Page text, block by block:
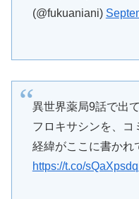
(@fukuaniani)
異世界薬局9話で出
フロキサシンを、コ
経緯がここに書かれ
https://t.co/